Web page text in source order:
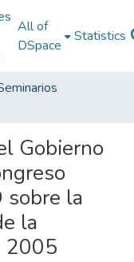
All of
DSpace
Statistics
Gobierno
sobre la
la
2005